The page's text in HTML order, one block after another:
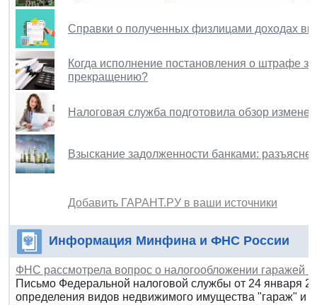
Справки о полученных физлицами доходах
Когда исполнение постановления о штрафе
прекращению?
Налоговая служба подготовила обзор
Взыскание задолженности банками:
Добавить ГАРАНТ.РУ в ваши источники
Информация Минфина и ФНС России
ФНС рассмотрела вопрос о налогообложении гаражей
Письмо Федеральной налоговой службы от 24 января
определения видов недвижимого имущества "гараж" и